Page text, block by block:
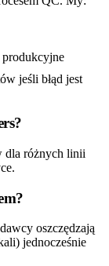
produkcyjne
jeśli błąd jest
dla różnych linii
oszczędzają
jednocześnie